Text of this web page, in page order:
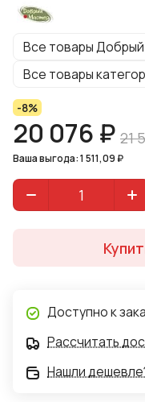
соединения модуля
Устанавливается с
примыкая к шкафу
"Натуральная
Все товары
Все товары
-8%
20 076 ₽ 21
Ваша выгода: 1 511,09 ₽
Доступно к
Рассчитать
Нашли